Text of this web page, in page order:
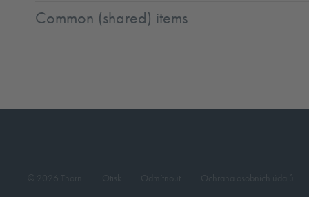
Common (shared) items